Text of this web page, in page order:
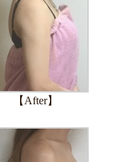
【After】